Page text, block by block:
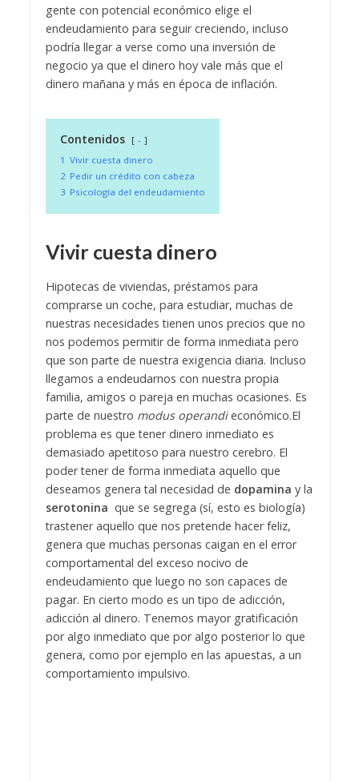
gente con potencial económico elige el
endeudamiento para seguir creciendo, incluso
podría llegar a verse como una inversión de
negocio ya que el dinero hoy vale más que el
dinero mañana y más en época de inflación.
Contenidos
-
1 Vivir cuesta dinero
2 Pedir un crédito con cabeza
3 Psicología del endeudamiento
Vivir cuesta dinero
Hipotecas de viviendas, préstamos para
comprarse un coche, para estudiar, muchas de
nuestras necesidades tienen unos precios que no
nos podemos permitir de forma inmediata pero
que son parte de nuestra exigencia diaria. Incluso
llegamos a endeudarnos con nuestra propia
familia, amigos o pareja en muchas ocasiones. Es
parte de nuestro modus operandieconómico.El
problema es que tener dinero inmediato es
demasiado apetitoso para nuestro cerebro. El
poder tener de forma inmediata aquello que
deseamos genera tal necesidad de dopamina y la
serotonina que se segrega (sí, esto es biología)
trastener aquello que nos pretende hacer feliz,
genera que muchas personas caigan en el error
comportamental del exceso nocivo de
endeudamiento que luego no son capaces de
pagar. En cierto modo es un tipo de adicción,
adicción al dinero. Tenemos mayor gratificación
por algo inmediato que por algo posterior lo que
genera, como por ejemplo en las apuestas, a un
comportamiento impulsivo.